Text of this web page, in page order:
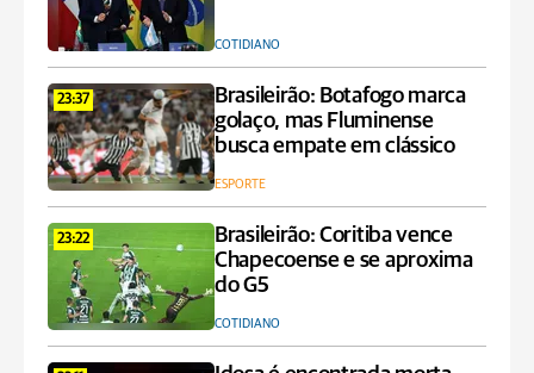
COTIDIANO
23:37
Brasileirão: Botafogo marca
golaço, mas Fluminense
busca empate em clássico
ESPORTE
23:22
Brasileirão: Coritiba vence
Chapecoense e se aproxima
do G5
COTIDIANO